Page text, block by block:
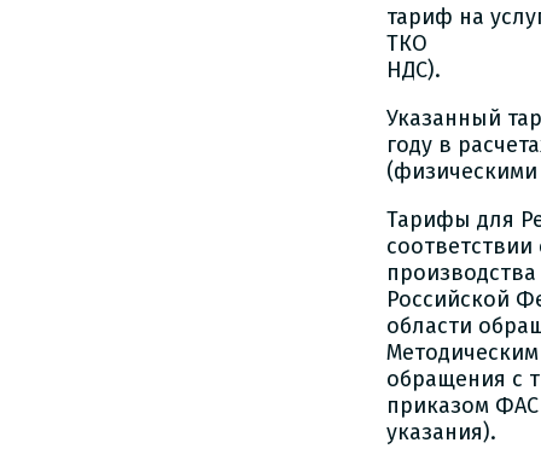
тариф на
ТКО в
НДС).
Указанный
году в
Тарифы для
Российской
области
обращения с
приказом ФАС
указания).